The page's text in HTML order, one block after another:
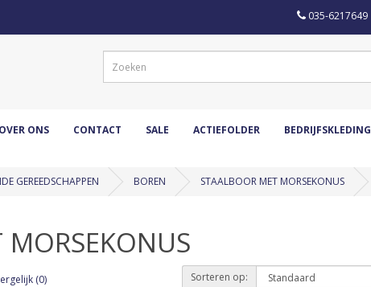
035-6217649
OVER ONS CONTACT SALE ACTIEFOLDER BEDRIJFSKLEDING
GEREEDSCHAPPEN BOREN STAALBOOR MET MORSEKONUS
(0) Sorteren op: